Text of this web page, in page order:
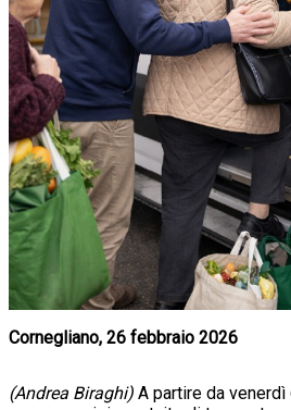
Cornegliano, 26 febbraio 2026
(Andrea Biraghi) A partire da